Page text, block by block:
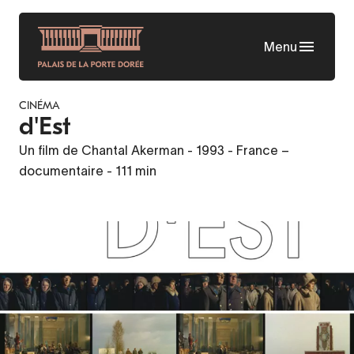
Aller
contenu
principal
Menu
CINÉMA
d'Est
Un film de Chantal Akerman - 1993 - France –
documentaire - 111 min